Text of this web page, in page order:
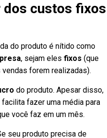
dos custos fixos
do produto é nítido como
, sejam elesfixos (que
forem realizadas).
do produto. Apesar disso,
fazer uma média para
você faz em um mês.
seu produto precisa de